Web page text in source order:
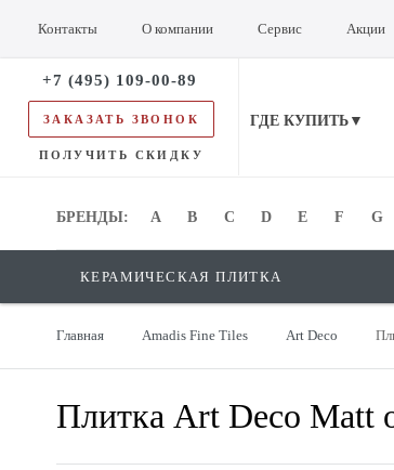
Контакты О компании Сервис Акции
+7 (495) 109-00-89
ЗАКАЗАТЬ ЗВОНОК
ПОЛУЧИТЬ СКИДКУ
ГДЕ КУПИТЬ▼
БРЕНДЫ: A B C D E F G
БРЕНДЫ:
КЕРАМИЧЕСКАЯ ПЛИТКА
Главная Amadis Fine Tiles Art Deco
Плитка Art Deco Matt